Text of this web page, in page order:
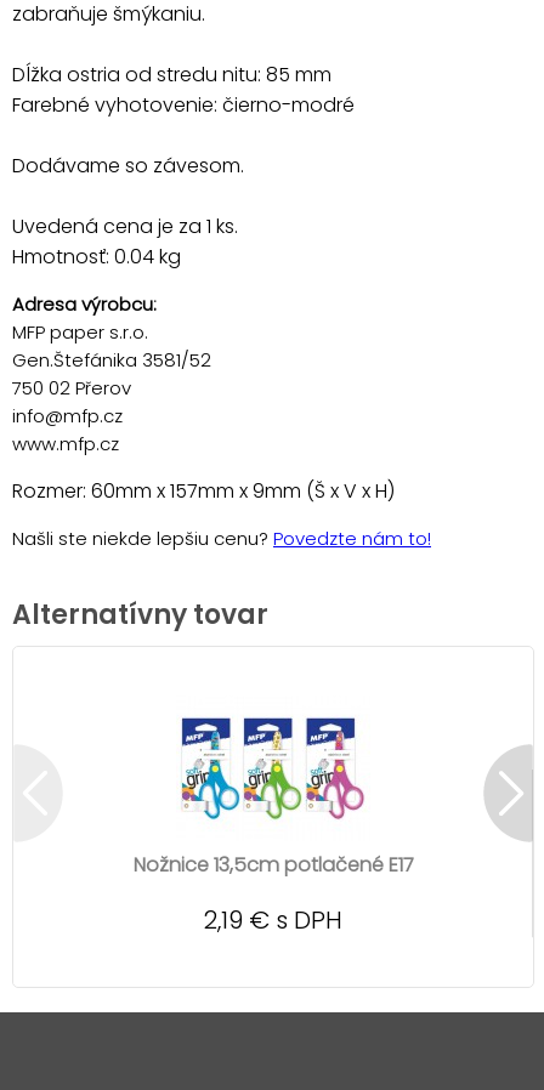
zabraňuje šmýkaniu.
Dĺžka ostria od stredu nitu: 85 mm
Farebné vyhotovenie: čierno-modré
Dodávame so závesom.
Uvedená cena je za 1 ks.
Hmotnosť: 0.04 kg
Adresa výrobcu:
MFP paper s.r.o.
Gen.Štefánika 3581/52
750 02 Přerov
info@mfp.cz
www.mfp.cz
Rozmer: 60mm x 157mm x 9mm (Š x V x H)
Našli ste niekde lepšiu cenu? Povedzte nám to!
Alternatívny tovar
Nožnice 13,5cm potlačené E17
2,19 € s DPH